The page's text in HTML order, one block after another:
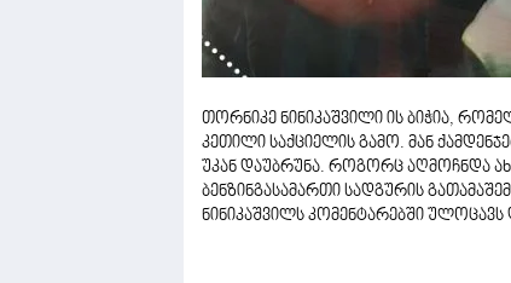
თორნიკე ნინიკაშვილი ის ბიჭია,
კეთილი საქციელის გამო. მან
უკან დაუბრუნა. როგორც აღმოჩნდა
ბენზინგასამართი სადგურის
ნინიკაშვილს კომენტარებში ულოცავს